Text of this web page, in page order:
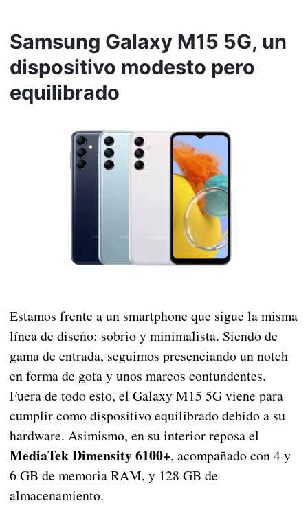
Samsung Galaxy M15 5G, un
dispositivo modesto pero
equilibrado
Estamos frente a un smartphone que sigue la misma
línea de diseño: sobrio y minimalista. Siendo de
gama de entrada, seguimos presenciando un notch
en forma de gota y unos marcos contundentes.
Fuera de todo esto, el Galaxy M15 5G viene para
cumplir como dispositivo equilibrado debido a su
hardware. Asimismo, en su interior reposa el
MediaTek Dimensity 6100+, acompañado con 4 y
6 GB de memoria RAM, y 128 GB de
almacenamiento.